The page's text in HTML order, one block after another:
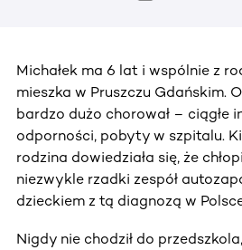
Michałek ma 6 lat i wspólnie z
mieszka w Pruszczu Gdańskim.
bardzo dużo chorował – ciągłe
odporności, pobyty w szpitalu.
rodzina dowiedziała się, że
niezwykle rzadki zespół
dzieckiem z tą diagnozą w
Nigdy nie chodził do